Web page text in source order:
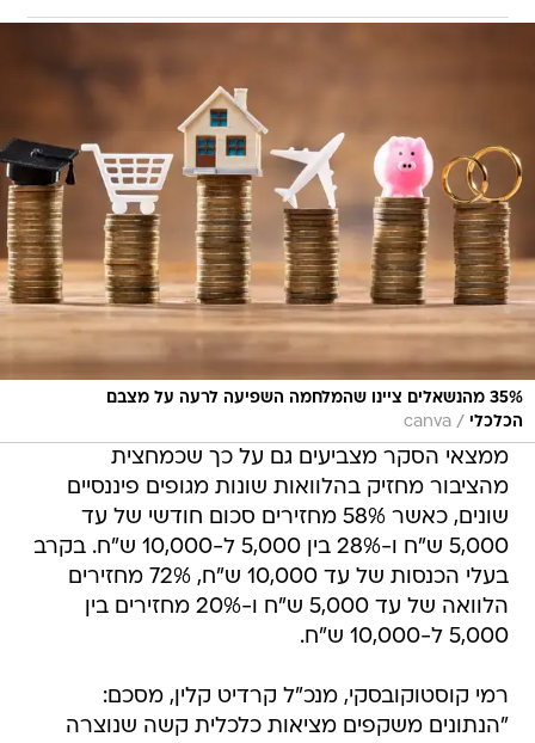
35% מהנשאלים ציינו שהמלחמה השפיעה לרעה על מצבם
הכלכלי /
canva
ממצאי הסקר מצביעים גם על כך שכמחצית
מהציבור מחזיק בהלוואות שונות מגופים פיננסיים
שונים, כאשר 58% מחזירים סכום חודשי של עד
5,000 ש"ח ו-28% בין 5,000 ל-10,000 ש"ח. בקרב
בעלי הכנסות של עד 10,000 ש"ח, 72% מחזירים
הלוואה של עד 5,000 ש"ח ו-20% מחזירים בין
5,000 ל-10,000 ש"ח.
רמי קוסטוקובסקי, מנכ"ל קרדיט קלין, מסכם:
"הנתונים משקפים מציאות כלכלית קשה שנוצרה